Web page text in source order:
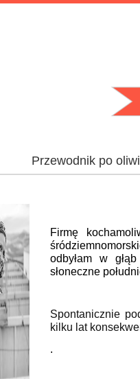
Przewodnik po
Firmę
odbyłam w
słoneczne
Spontanicznie
kilku lat
.